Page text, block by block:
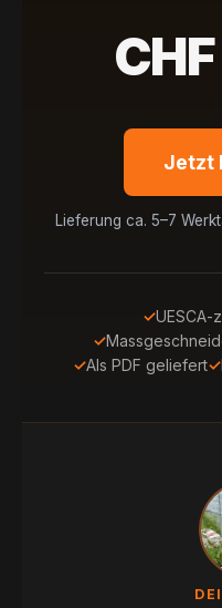
Jetzt
Lieferung ca. 5–7
UESCA-
Als PDF geliefert